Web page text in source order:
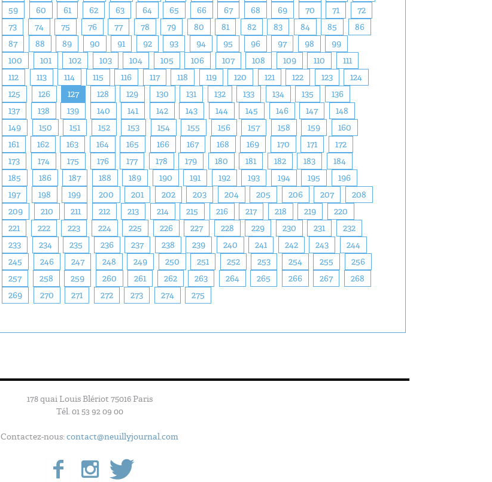
59
60 61 62 63 64 65 66 67 68 69 70 71
72
73
74 75 76 77 78 79 80 81 82 83 84 85
86
87
88 89 90 91 92 93 94 95 96 97 98
99
100
101 102 103 104 105 106 107 108 109 110
111
112
113 114 115 116 117 118 119 120 121 122 123
124
125
126 127 128 129 130 131 132 133 134 135
136
137
138 139 140 141 142 143 144 145 146 147
148
149
150 151 152 153 154 155 156 157 158 159
160
161
162 163 164 165 166 167 168 169 170 171
172
173
174 175 176 177 178 179 180 181 182 183
184
185
186 187 188 189 190 191 192 193 194 195
196
197
198 199 200 201 202 203 204 205 206 207
208
209
210 211 212 213 214 215 216 217 218 219
220
221
222 223 224 225 226 227 228 229 230 231
232
233
234 235 236 237 238 239 240 241 242 243
244
245
246 247 248 249 250 251 252 253 254 255
256
257
258 259 260 261 262 263 264 265 266 267
268
269
270 271 272 273 274 275
178 quai Louis Blériot 75016 Paris
Tél. 01 53 92 09 00
Contactez-nous:contact@neuillyjournal.com